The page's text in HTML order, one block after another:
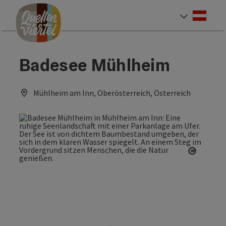
Zum Inhalt
Zur Navigation
Zum Seitenanfang
Badesee Mühlheim
Mühlheim am Inn, Oberösterreich, Österreich